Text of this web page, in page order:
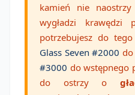
kamień nie
wygładzi krawędzi
potrzebujesz do
Glass Seven #2000
#3000 do wstępnego
do ostrzy o